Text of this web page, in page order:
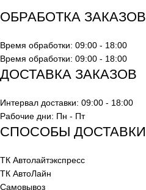
ОБРАБОТКА ЗАКАЗОВ
Время обработки: 09:00 - 18:00
Время обработки: 09:00 - 18:00
ДОСТАВКА ЗАКАЗОВ
Интервал доставки: 09:00 - 18:00
Рабочие дни: Пн - Пт
СПОСОБЫ ДОСТАВКИ
ТК Автолайтэкспресс
ТК АвтоЛайн
Самовывоз